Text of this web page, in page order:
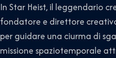
In Star Heist, il leggendario
fondatore e direttore
per guidare una ciurma di
missione spaziotemporale